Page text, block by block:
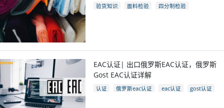
验货知识 面料检验 四分制检验
EAC认证| 出口俄罗斯EAC认证，俄罗斯
Gost EAC认证详解
认证 俄罗斯eac认证 eac认证
gost认证